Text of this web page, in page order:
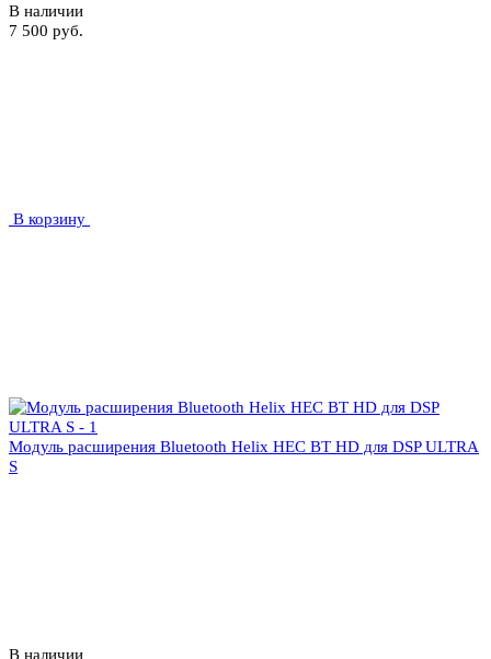
В наличии
7 500 руб.
В корзину
Модуль расширения Bluetooth Helix HEC BT HD для DSP ULTRA
S
В наличии